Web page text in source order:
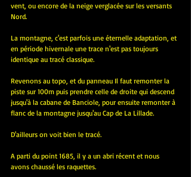
vent, ou encore de la neige verglacée sur les versants
Nord.
La montagne, c'est parfois une éternelle adaptation, et
en période hivernale une trace n'est pas toujours
identique au tracé classique.
Revenons au topo, et du panneau Il faut remonter la
piste sur 100m puis prendre celle de droite qui descend
jusqu'à la cabane de Banciole, pour ensuite remonter à
flanc de la montagne jusqu'au Cap de La Lillade.
D'ailleurs on voit bien le tracé.
A parti du point 1685, il y a un abri récent et nous
avons chaussé les raquettes.